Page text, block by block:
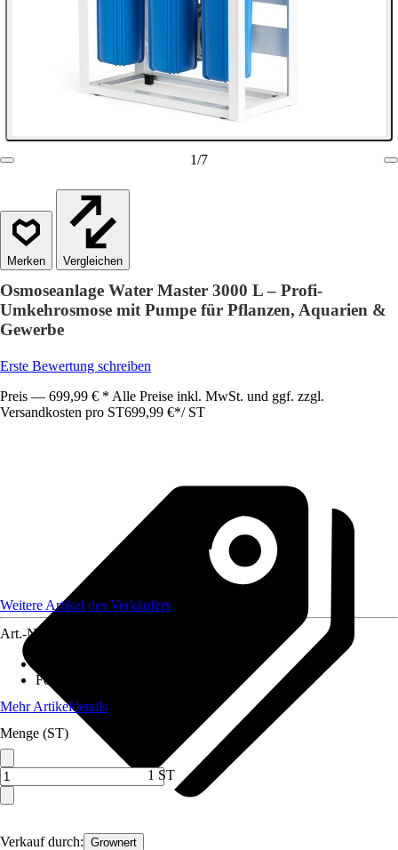
1/7
Vergleichen
Osmoseanlage Water Master 3000 L – Profi-
Umkehrosmose mit Pumpe für Pflanzen, Aquarien &
Gewerbe
Erste Bewertung schreiben
Preis — 699,99 € * Alle Preise inkl. MwSt. und ggf. zzgl.
Versandkosten pro ST699,99 €*/ ST
Verkauf durch: Grownert
Weitere Artikel des Verkäufers
Art.-Nr.
Fördermenge
Mehr Artikeldetails
Menge (ST)
1 ST